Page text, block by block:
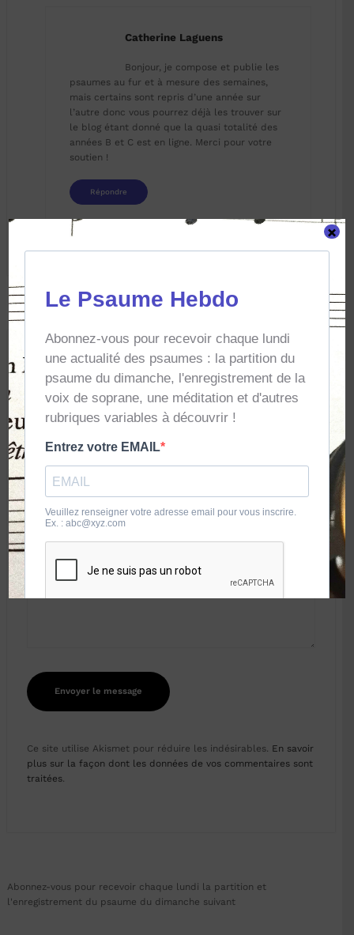
Catherine Laguens
Bonjour, je compose et publie les
psaumes au fur et à mesure des semaines,
mais certains sont repris d’une année sur
l’autre donc vous pourrez déjà les trouver sur
le blog étant donné que la quasi totalité des
années B et C est en ligne. Merci pour votre
soutien !
Répondre
Laisser un commentaire
Ce site utilise Akismet pour réduire les indésirables. En savoir
plus sur la façon dont les données de vos commentaires sont
traitées
Abonnez-vous pour recevoir chaque lundi la partition et
l'enregistrement du psaume du dimanche suivant
×